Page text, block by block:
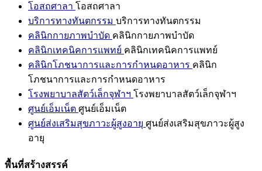
โอสถศาลา โอสถศาลา
บริการทางทันตกรรม บริการทางทันตกรรม
คลินิกกายภาพบำบัด คลินิกกายภาพบำบัด
คลินิกเทคนิคการแพทย์ คลินิกเทคนิคการแพทย์
คลินิกโภชนาการและการกำหนดอาหาร คลินิก
โภชนาการและการกำหนดอาหาร
โรงพยาบาลสัตว์เล็กจุฬาฯ โรงพยาบาลสัตว์เล็กจุฬาฯ
ศูนย์เอ็มเน็ต ศูนย์เอ็มเน็ต
ศูนย์ส่งเสริมสุขภาวะผู้สูงอายุ ศูนย์ส่งเสริมสุขภาวะผู้สูง
อายุ
พื้นที่สร้างสรรค์